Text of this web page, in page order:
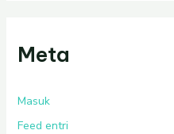
Meta
Masuk
Feed entri